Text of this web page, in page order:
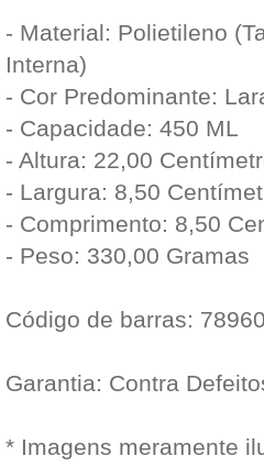
- Material: Polietileno
Interna)
- Cor Predominante:
- Capacidade: 450 ML
- Altura: 22,00
- Largura: 8,50
- Comprimento: 8,50
- Peso: 330,00 Gramas
Código de barras:
Garantia: Contra
* Imagens meramente